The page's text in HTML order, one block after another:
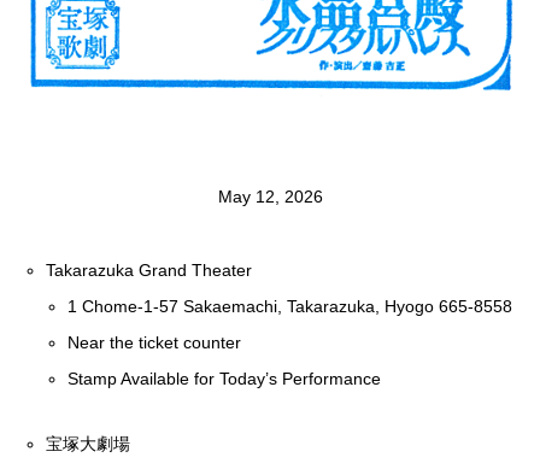
May 12, 2026
Takarazuka Grand Theater
1 Chome-1-57 Sakaemachi, Takarazuka, Hyogo 665-8558
Near the ticket counter
Stamp Available for Today’s Performance
宝塚大劇場